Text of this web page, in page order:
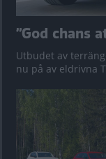
”God chans
Utbudet av
nu på av eldrivna